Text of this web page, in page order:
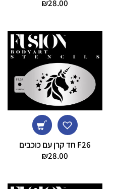
₪28.00
F26 חד קרן עם כוכבים
₪28.00